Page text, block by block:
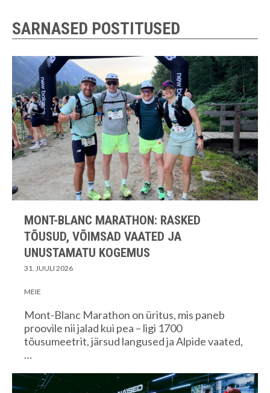
SARNASED POSTITUSED
MONT-BLANC MARATHON: RASKED
TÕUSUD, VÕIMSAD VAATED JA
UNUSTAMATU KOGEMUS
31. JUULI 2026
MEIE
Mont-Blanc Marathon on üritus, mis paneb
proovile nii jalad kui pea – ligi 1700
tõusumeetrit, järsud langused ja Alpide vaated,
…